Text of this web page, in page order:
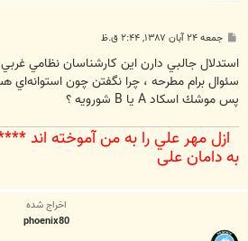
پ
ت
جمعه ۲۴ آبان ۱۳۸۷, ۲:۴۴ ق.ظ
استدلال جالبي دارن اين كارشناسان نظامي غربي
سئوال برام مطرحه ، چرا نگفتن چون
پس موشك اسكاد A يا B شورويه ؟
ازل مهر علي را به من آموخته اند
به دامان علي‌
اخراج شده
phoenix80